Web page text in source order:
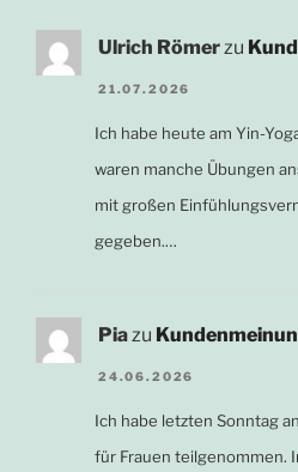
Ulrich Römerzu
21.07.2026
Ich habe heute am Yin-
waren manche Übungen
mit großen
gegeben.…
Piazu
24.06.2026
Ich habe letzten Sonntag
für Frauen teilgenommen.